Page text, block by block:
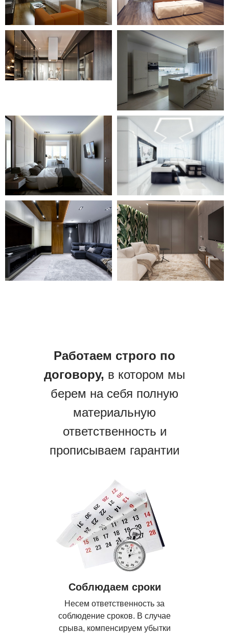
Работаем строго по
договору, в котором мы
берем на себя полную
материальную
ответственность и
прописываем гарантии
Соблюдаем сроки
Несем ответственность за
соблюдение сроков. В случае
срыва, компенсируем убытки